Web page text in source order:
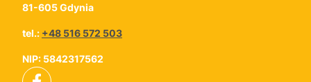
81-605 Gdynia
tel.: +48 516 572 503
NIP: 5842317562